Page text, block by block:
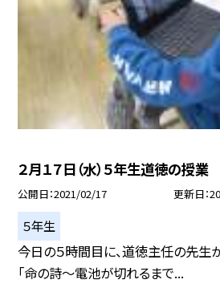
２月１７日（水）５年生道徳の授業
公開日 2021/02/17 更新日
５年生
今日の５時間目に、道徳主任の先生
「命の詩〜電池が切れるまで...